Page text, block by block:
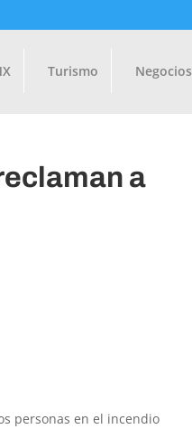
Turismo Negocios
a
personas en el incendio